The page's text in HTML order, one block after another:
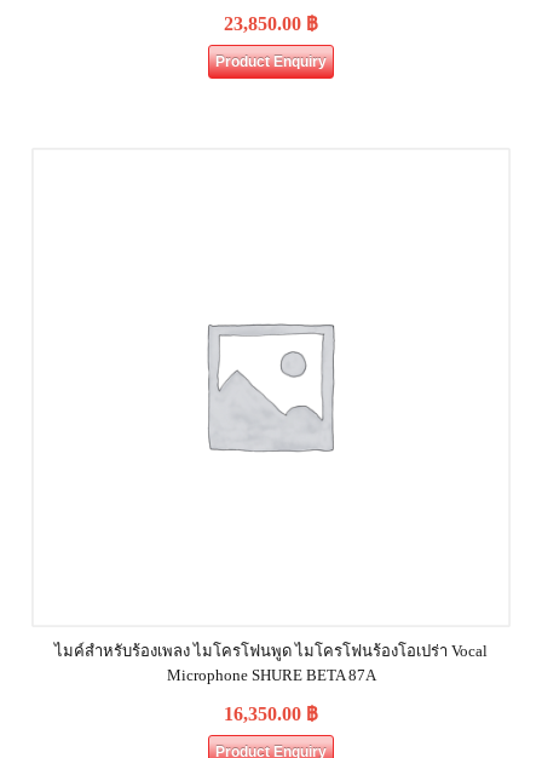
23,850.00 ฿
Product Enquiry
ไมค์สำหรับร้องเพลง ไมโครโฟนพูด ไมโครโฟนร้องโอเปร่า Vocal
Microphone SHURE BETA 87A
16,350.00 ฿
Product Enquiry